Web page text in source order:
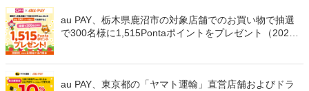
au PAY、栃木県鹿沼市の対象店舗でのお買い物で抽選
で300名様に1,515Pontaポイントをプレゼント（2025
au PAY、東京都の「ヤマト運輸」直営店舗およびドラ